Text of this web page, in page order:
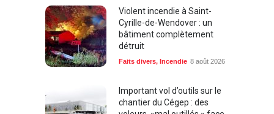
Violent incendie à Saint-
Cyrille-de-Wendover : un
bâtiment complètement
détruit
Faits divers, Incendie 8 août 2026
Important vol d’outils sur le
chantier du Cégep : des